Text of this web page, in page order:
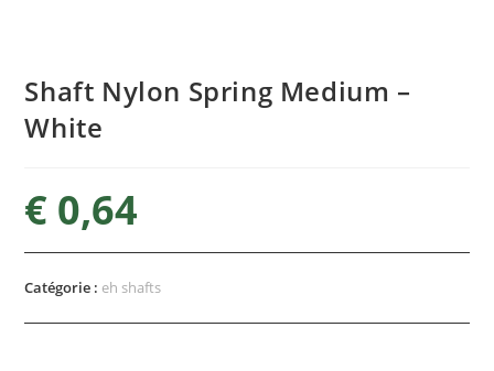
Shaft Nylon Spring Medium –
White
€ 0,64
Catégorie : eh shafts